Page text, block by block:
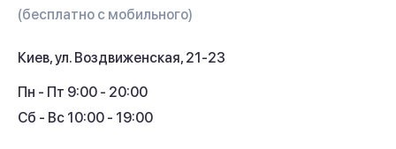
Кэшбек
(бесплатно с мобильного)
Киев, ул. Воздвиженская, 21-23
Пн - Пт 9:00 - 20:00
Сб - Вс 10:00 - 19:00